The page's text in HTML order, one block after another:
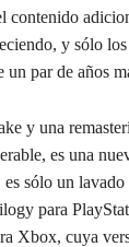
contenido
y sólo
par de años
y una
es una
sólo un
para
Xbox, cuya